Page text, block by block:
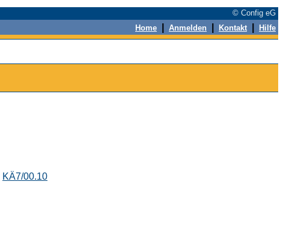
© Config eG
Home Anmelden Kontakt Hilfe
KÄ7/00.10